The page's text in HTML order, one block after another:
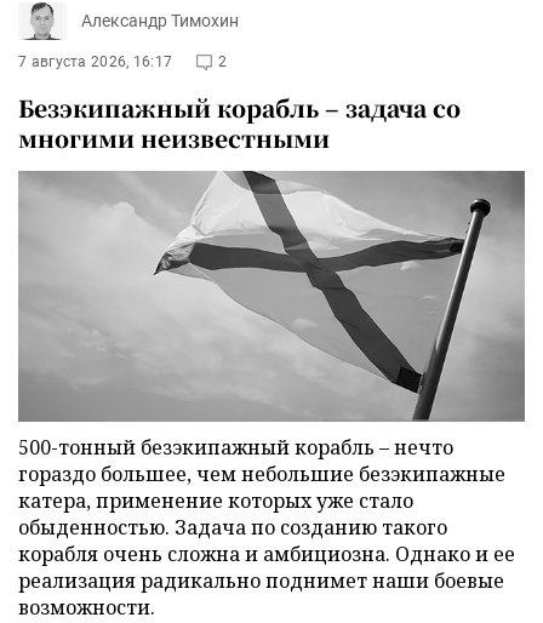
Александр Тимохин
7 августа 2026, 16:17 2
Безэкипажный корабль – задача со
многими неизвестными
500-тонный безэкипажный корабль – нечто
гораздо большее, чем небольшие безэкипажные
катера, применение которых уже стало
обыденностью. Задача по созданию такого
корабля очень сложна и амбициозна. Однако и ее
реализация радикально поднимет наши боевые
возможности.